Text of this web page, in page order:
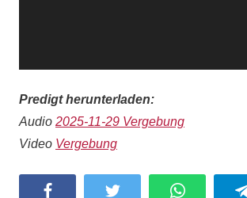
Predigt herunterladen:
Audio 2025-11-29 Vergebung
Video Vergebung
Facebook Twitter WhatsApp